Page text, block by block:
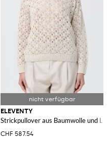
ELEVENTY
Strickpullover aus Baumwolle und
CHF 587.54